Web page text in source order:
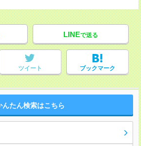
LINEで送る
ツイート ブックマーク
んたん検索はこちら